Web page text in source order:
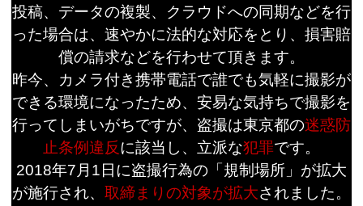
投稿、データの複製、クラウドへの同期などを行
った場合は、速やかに法的な対応をとり、損害賠
償の請求などを行わせて頂きます。
昨今、カメラ付き携帯電話で誰でも気軽に撮影が
できる環境になったため、安易な気持ちで撮影を
行ってしまいがちですが、盗撮は東京都の迷惑防
止条例違反に該当し、立派な犯罪です。
2018年7月1日に盗撮行為の「規制場所」が拡大
が施行され、 取締まりの対象が拡大されました。